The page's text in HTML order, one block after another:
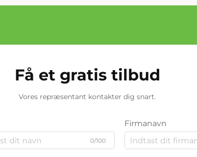
Få et gratis tilbud
Vores repræsentant kontakter dig snart.
0/100
Firmanavn